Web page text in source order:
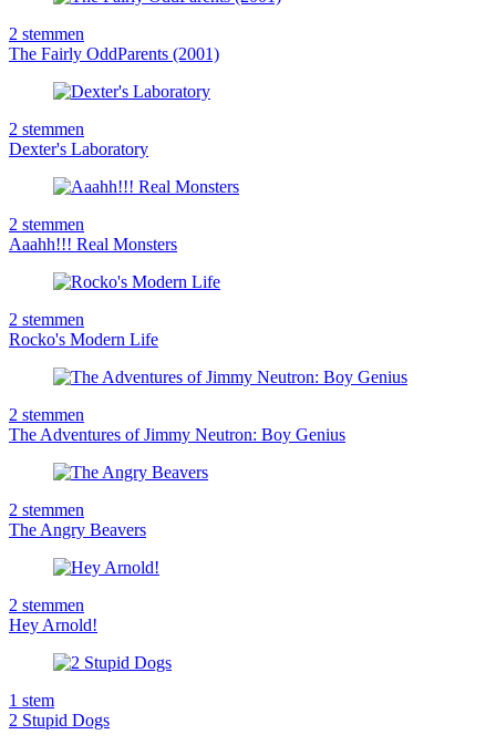
2 stemmen
The Fairly OddParents (2001)
2 stemmen
Dexter's Laboratory
2 stemmen
Aaahh!!! Real Monsters
2 stemmen
Rocko's Modern Life
2 stemmen
The Adventures of Jimmy Neutron: Boy Genius
2 stemmen
The Angry Beavers
2 stemmen
Hey Arnold!
1 stem
2 Stupid Dogs